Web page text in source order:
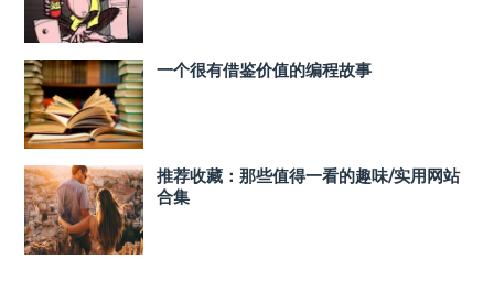
一个很有借鉴价值的编程故事
推荐收藏：那些值得一看的趣味/实用网站
合集